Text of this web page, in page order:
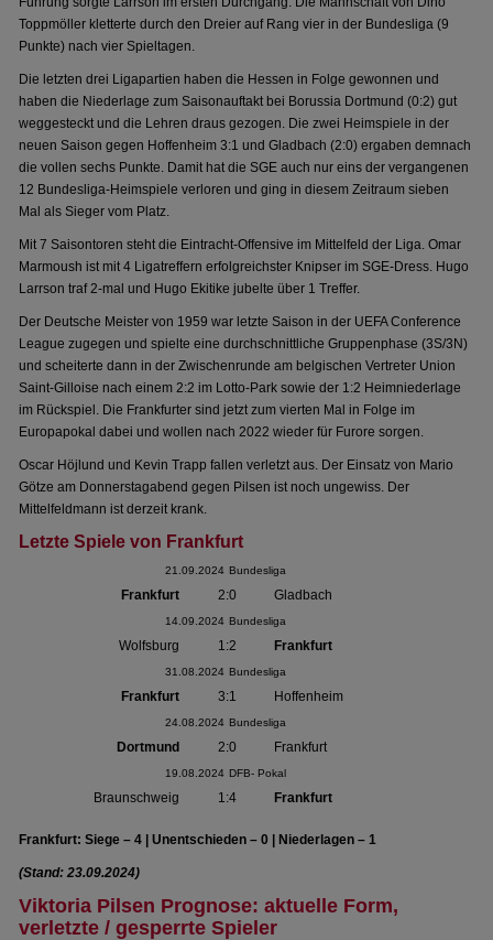
Toppmöller kletterte durch den Dreier auf Rang vier in der Bundesliga (9
Punkte) nach vier Spieltagen.
Die letzten drei Ligapartien haben die Hessen in Folge gewonnen und
haben die Niederlage zum Saisonauftakt bei Borussia Dortmund (0:2) gut
weggesteckt und die Lehren draus gezogen. Die zwei Heimspiele in der
neuen Saison gegen Hoffenheim 3:1 und Gladbach (2:0) ergaben demnach
die vollen sechs Punkte. Damit hat die SGE auch nur eins der vergangenen
12 Bundesliga-Heimspiele verloren und ging in diesem Zeitraum sieben
Mal als Sieger vom Platz.
Mit 7 Saisontoren steht die Eintracht-Offensive im Mittelfeld der Liga. Omar
Marmoush ist mit 4 Ligatreffern erfolgreichster Knipser im SGE-Dress. Hugo
Larrson traf 2-mal und Hugo Ekitike jubelte über 1 Treffer.
Der Deutsche Meister von 1959 war letzte Saison in der UEFA Conference
League zugegen und spielte eine durchschnittliche Gruppenphase (3S/3N)
und scheiterte dann in der Zwischenrunde am belgischen Vertreter Union
Saint-Gilloise nach einem 2:2 im Lotto-Park sowie der 1:2 Heimniederlage
im Rückspiel. Die Frankfurter sind jetzt zum vierten Mal in Folge im
Europapokal dabei und wollen nach 2022 wieder für Furore sorgen.
Oscar Höjlund und Kevin Trapp fallen verletzt aus. Der Einsatz von Mario
Götze am Donnerstagabend gegen Pilsen ist noch ungewiss. Der
Mittelfeldmann ist derzeit krank.
Letzte Spiele von Frankfurt
21.09.2024 Bundesliga
Frankfurt 2:0 Gladbach
14.09.2024 Bundesliga
Wolfsburg 1:2 Frankfurt
31.08.2024 Bundesliga
Frankfurt 3:1 Hoffenheim
24.08.2024 Bundesliga
Dortmund 2:0 Frankfurt
19.08.2024 DFB- Pokal
Braunschweig 1:4 Frankfurt
Frankfurt: Siege – 4 | Unentschieden – 0 | Niederlagen – 1
(Stand: 23.09.2024)
Viktoria Pilsen Prognose: aktuelle Form,
verletzte / gesperrte Spieler